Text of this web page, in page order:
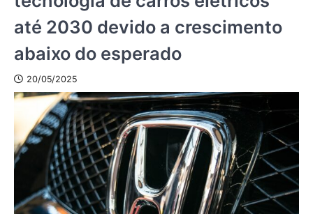
até 2030 devido a crescimento
abaixo do esperado
20/05/2025